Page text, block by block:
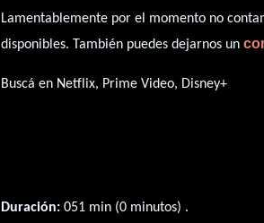
Lamentablemente por el momento no
disponibles. También puedes dejarnos un
Buscá en Netflix, Prime Video, Disney+
Duración: 051 min (0 minutos) .